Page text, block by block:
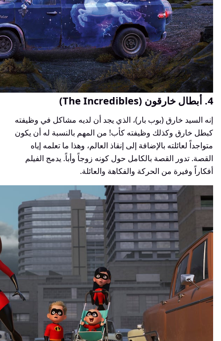
4. أبطال خارقون (The Incredibles)
إنه السيد خارق (بوب بار)، الذي يجد أن لديه مشاكل في وظيفته
كبطل خارق وكذلك وظيفته كأب! من المهم بالنسبة له أن يكون
متواجداً لعائلته بالإضافة إلى إنقاذ العالم، وهذا ما تعلمه إياه
القصة. تدور القصة بالكامل حول كونه زوجاً وأباً. يدمج الفيلم
أفكاراً وفيرة من الحركة والفكاهة والعائلة.